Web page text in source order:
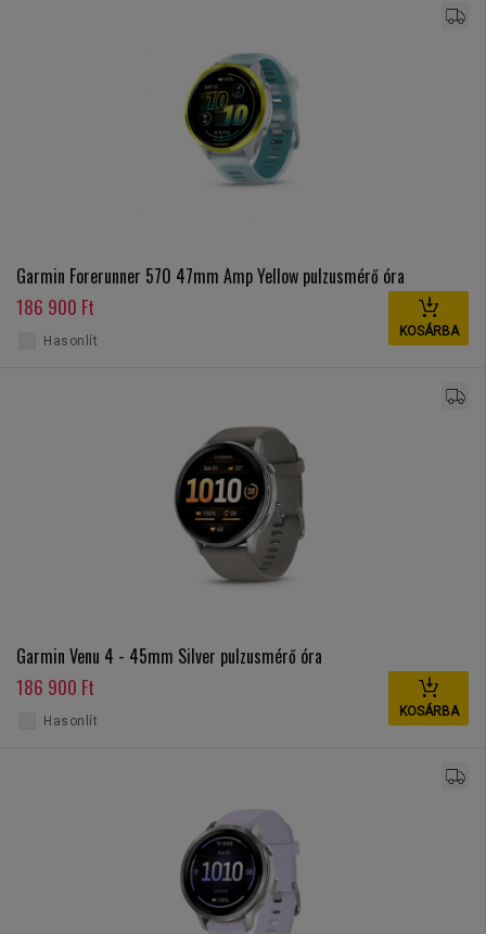
Garmin Forerunner 570 47mm Amp Yellow pulzusmérő óra
186 900 Ft
KOSÁRBA
Hasonlít
Garmin Venu 4 - 45mm Silver pulzusmérő óra
186 900 Ft
KOSÁRBA
Hasonlít